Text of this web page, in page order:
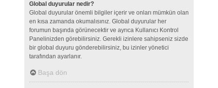
Global duyurular nedir?
Global duyurular önemli bilgiler içerir ve onları mümkün olan
en kısa zamanda okumalısınız. Global duyurular her
forumun başında görünecektir ve ayrıca Kullanıcı Kontrol
Panelinizden görebilirsiniz. Gerekli izinlere sahipseniz sizde
bir global duyuru gönderebilirsiniz, bu izinler yönetici
tarafından ayarlanır.
Başa dön